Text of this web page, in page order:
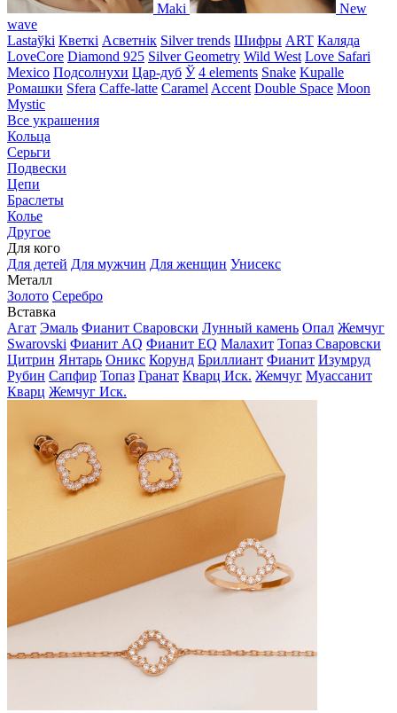
Maki
New
wave
Lastaўki Кветкі Асветнiк Silver trends Шифры ART Каляда
LoveCore Diamond 925 Silver Geometry Wild West Love Safari
Mexico Подсолнухи Цар-дуб Ў 4 elements Snake Kupalle
Ромашки Sfera Caffe-latte Caramel Accent Double Space Moon
Mystic
Все украшения
Кольца
Серьги
Подвески
Цепи
Браслеты
Колье
Другое
Для кого
Для детей Для мужчин Для женщин Унисекс
Металл
Золото Серебро
Вставка
Агат Эмаль Фианит Сваровски Лунный камень Опал Жемчуг
Swarovski Фианит AQ Фианит EQ Малахит Топаз Сваровски
Цитрин Янтарь Оникс Корунд Бриллиант Фианит Изумруд
Рубин Сапфир Топаз Гранат Кварц Иск. Жемчуг Муассанит
Кварц Жемчуг Иск.